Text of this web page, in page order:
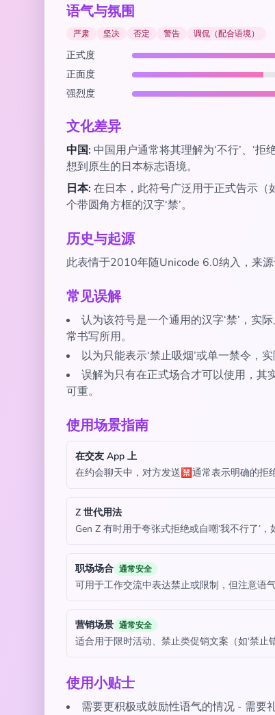
语气与氛围
严肃 坚决 否定 警告 调侃（配合语境）
正式度
正面度
强烈度
文化差异
中国: 中国用户通常将其理解为‘不行’、‘
想到原生的日本标志语境。
日本: 在日本，此符号广泛用于正式告示
个带圆角方框的汉字‘禁’。
历史与起源
此表情于2010年随Unicode 6.0纳入，来源
常见误解
认为该符号是一个通用的汉字‘禁’，实
常书写所用。
以为只能表示‘禁止吸烟’或单一禁令，实
误解为只有在正式场合才可以使用，其
可重。
使用场景指南
在交友 App 上
在约会聊天中，对方发送🈲通常表示明确的拒
Z 世代用法
Gen Z 有时用于夸张式拒绝或自嘲‘我不行了’
职场场合 通常安全
可用于工作交流中表达禁止或限制，但注意语
营销场景 通常安全
适合用于限时活动、禁止类促销文案（如‘禁止
使用小贴士
需要更积极或鼓励性语气的情况 - 需要